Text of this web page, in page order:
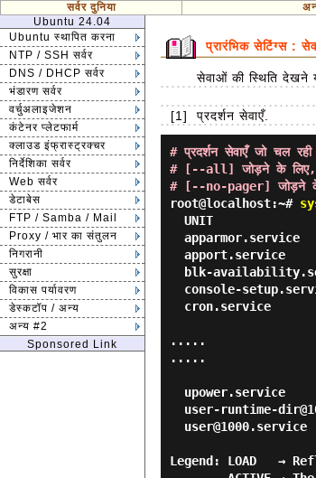
सर्वर दुनिया
Ubuntu 24.04
Ubuntu स्थापित करना
NTP / SSH सर्वर
DNS / DHCP सर्वर
भंडारण सर्वर
वर्चुअलाइजेशन
कंटेनर प्लेटफार्म
क्लाउड इंफ्रास्ट्रक्चर
निर्देशिका सर्वर
Web सर्वर
डेटाबेस
FTP / Samba / Mail
Proxy / भार का संतुलन
निगरानी
सुरक्षा
विकास पर्यावरण
डेस्कटॉप / अन्य
अन्य #2
Sponsored Link
प्रारंभिक सेटिंग्स :
सेवाओं की स्थिति देखने
[1] प्रदर्शन सेवाएँ.
# प्रदर्शन सेवाएँ जो चल
# [--all] जोड़ने के लिए,
# [--no-pager] जोड़ने के
root@localhost:~#
.....
.....
Legend: LOAD   →